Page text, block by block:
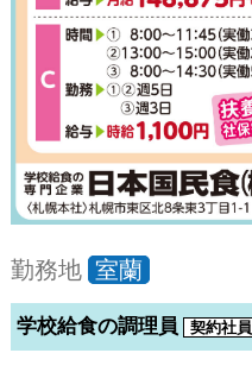
勤務地 室蘭
学校給食の調理員 契約社員